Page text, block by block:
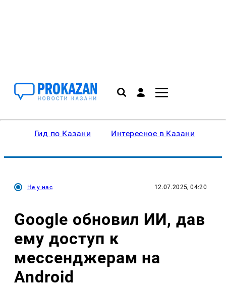
Гид по Казани Интересное в Казани
Не у нас 12.07.2025, 04:20
Google обновил ИИ, дав
ему доступ к
мессенджерам на
Android